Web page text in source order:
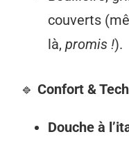
couverts
là, promis !).
🔹 Confort &
Douche à